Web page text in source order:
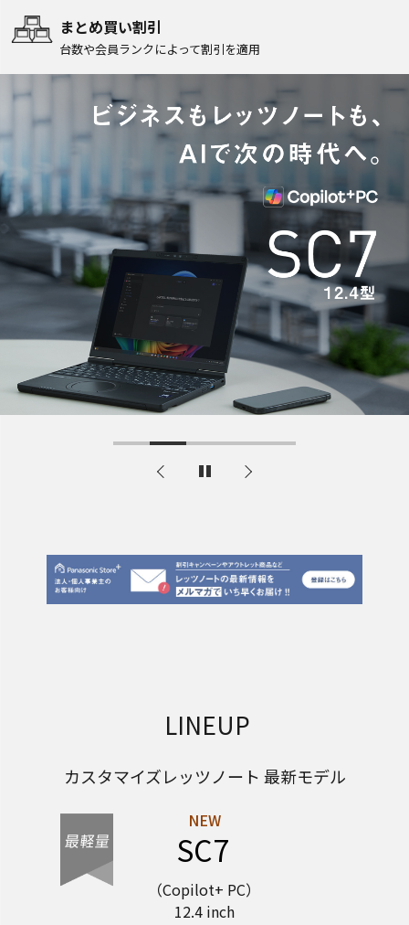
まとめ買い割引
台数や会員ランクによって割引を適用
LINEUP
カスタマイズレッツノート 最新モデル
SC7
（Copilot+ PC）
12.4 inch